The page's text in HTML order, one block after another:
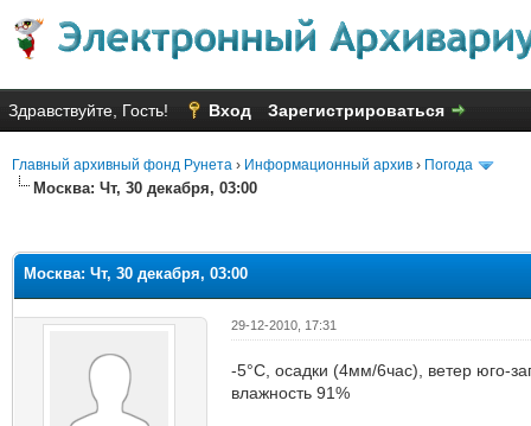
Здравствуйте, Гость! Вход Зарегистрироваться
Главный архивный фонд Рунета › Информационный архив › Погода
Москва: Чт, 30 декабря, 03:00
Москва: Чт, 30 декабря, 03:00
29-12-2010, 17:31
-5°C, осадки (4мм/6час), ветер юго-
влажность 91%